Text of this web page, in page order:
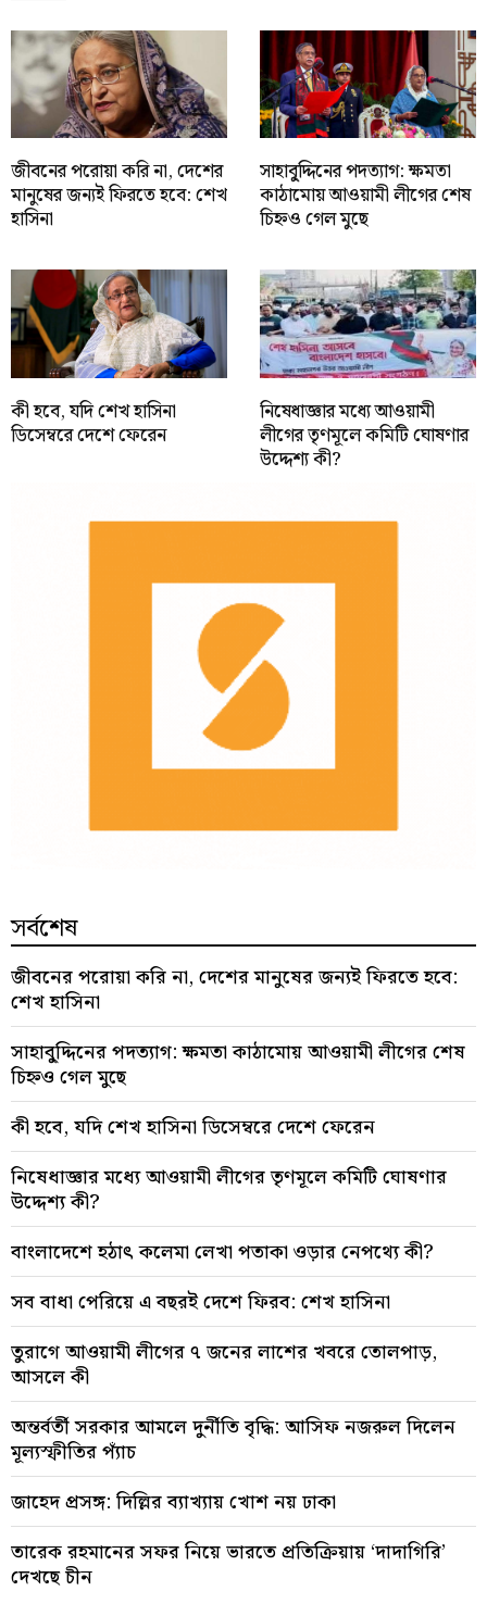
জীবনের পরোয়া করি না, দেশের
মানুষের জন্যই ফিরতে হবে: শেখ
হাসিনা
সাহাবু্দ্দিনের পদত্যাগ: ক্ষমতা
কাঠামোয় আওয়ামী লীগের শেষ
চিহ্নও গেল মুছে
কী হবে, যদি শেখ হাসিনা
ডিসেম্বরে দেশে ফেরেন
নিষেধাজ্ঞার মধ্যে আওয়ামী
লীগের তৃণমূলে কমিটি ঘোষণার
উদ্দেশ্য কী?
সর্বশেষ
জীবনের পরোয়া করি না, দেশের মানুষের জন্যই ফিরতে হবে:
শেখ হাসিনা
সাহাবু্দ্দিনের পদত্যাগ: ক্ষমতা কাঠামোয় আওয়ামী লীগের শেষ
চিহ্নও গেল মুছে
কী হবে, যদি শেখ হাসিনা ডিসেম্বরে দেশে ফেরেন
নিষেধাজ্ঞার মধ্যে আওয়ামী লীগের তৃণমূলে কমিটি ঘোষণার
উদ্দেশ্য কী?
বাংলাদেশে হঠাৎ কলেমা লেখা পতাকা ওড়ার নেপথ্যে কী?
সব বাধা পেরিয়ে এ বছরই দেশে ফিরব: শেখ হাসিনা
তুরাগে আওয়ামী লীগের ৭ জনের লাশের খবরে তোলপাড়,
আসলে কী
অন্তর্বর্তী সরকার আমলে দুর্নীতি বৃদ্ধি: আসিফ নজরুল দিলেন
মূল্যস্ফীতির প্যাঁচ
জাহেদ প্রসঙ্গ: দিল্লির ব্যাখ্যায় খোশ নয় ঢাকা
তারেক রহমানের সফর নিয়ে ভারতে প্রতিক্রিয়ায় ‘দাদাগিরি’
দেখছে চীন